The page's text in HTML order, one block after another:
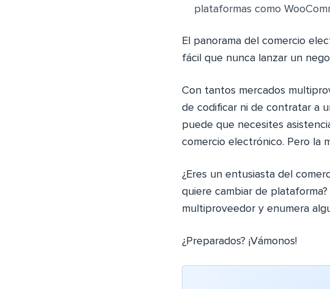
plataformas como
El panorama del comercio
fácil que nunca lanzar un
Con tantos mercados
de codificar ni de contratar a
puede que necesites
comercio electrónico. Pero la
¿Eres un entusiasta del
quiere cambiar de
multiproveedor y enumera
¿Preparados? ¡Vámonos!